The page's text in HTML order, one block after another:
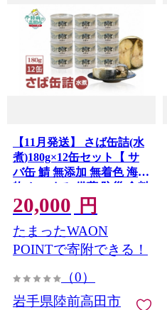
【11月発送】 さば缶詰(水
煮)180g×12缶セット【 サ
バ缶 鯖 無添加 無着色 海産
物 おつまみ 備蓄 防災 食料
長期保存 非常食 和尚印 】
RT860-12
20,000 円
たまったWAON
POINTで寄附できる！
（0）
岩手県陸前高田市